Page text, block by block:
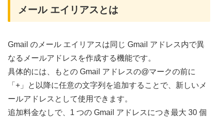
メール エイリアスとは
Gmail のメール エイリアスは同じ Gmail アドレス内で異
なるメールアドレスを作成する機能です。
具体的には、もとの Gmail アドレスの@マークの前に
「+」と以降に任意の文字列を追加することで、新しいメ
ールアドレスとして使用できます。
追加料金なしで、1 つの Gmail アドレスにつき最大 30 個